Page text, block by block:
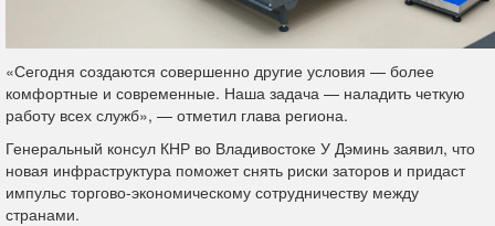
«Сегодня создаются совершенно другие условия — более
комфортные и современные. Наша задача — наладить четкую
работу всех служб», — отметил глава региона.
Генеральный консул КНР во Владивостоке У Дэминь заявил, что
новая инфраструктура поможет снять риски заторов и придаст
импульс торгово-экономическому сотрудничеству между
странами.